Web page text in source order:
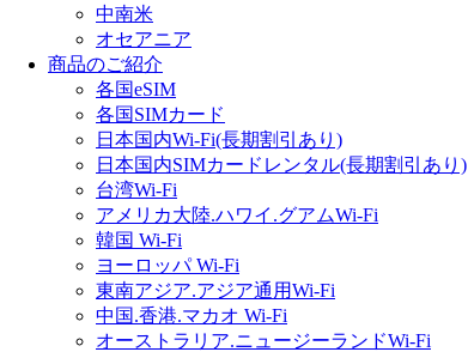
中南米
オセアニア
商品のご紹介
各国eSIM
各国SIMカード
日本国内Wi-Fi(長期割引あり)
日本国内SIMカードレンタル(長期割引あり)
台湾Wi-Fi
アメリカ大陸.ハワイ.グアムWi-Fi
韓国 Wi-Fi
ヨーロッパ Wi-Fi
東南アジア.アジア通用Wi-Fi
中国.香港.マカオ Wi-Fi
オーストラリア.ニュージーランドWi-Fi